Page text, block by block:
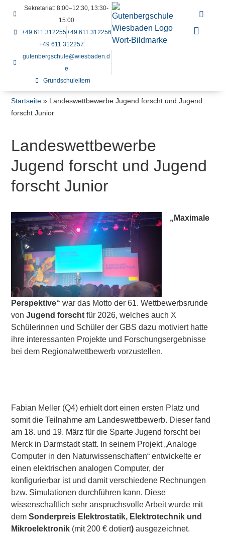
Sekretariat: 8:00–12:30, 13:30-
15:00
+49 611 312255+49 611 312256
+49 611 312257
gutenbergschule@wiesbaden.d
e
Grundschuleltern
Startseite » Landeswettbewerbe Jugend forscht und Jugend
forscht Junior
Landeswettbewerbe
Jugend forscht und Jugend
forscht Junior
„Maximale
Perspektive“ war das Motto der 61. Wettbewerbsrunde
vonJugend forscht für 2026, welches auch X
Schülerinnen und Schüler der GBS dazu motiviert hatte
ihre interessanten Projekte und Forschungsergebnisse
bei dem Regionalwettbewerb vorzustellen.
Fabian Meller (Q4) erhielt dort einen ersten Platz und
somit die Teilnahme am Landeswettbewerb. Dieser fand
am 18. und 19. März für die Sparte Jugend forscht bei
Merck in Darmstadt statt. In seinem Projekt „Analoge
Computer in den Naturwissenschaften“ entwickelte er
einen elektrischen analogen Computer, der
konfigurierbar ist und damit verschiedene Rechnungen
bzw. Simulationen durchführen kann. Diese
wissenschaftlich sehr anspruchsvolle Arbeit wurde mit
demSonderpreis Elektrostatik, Elektrotechnik und
Mikroelektronik (mit 200 € dotiert) ausgezeichnet.